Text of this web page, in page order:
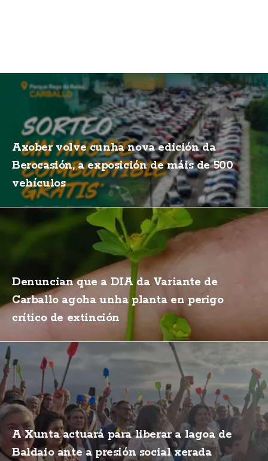
Axober volve cunha nova edición da
Berocasión, a exposición de máis de 500
vehículos
Denuncian que a DIA da Variante de
Carballo agoha unha planta en perigo
crítico de extinción
A Xunta actuará para liberar a lagoa de
Baldaio ante a presión social xerada